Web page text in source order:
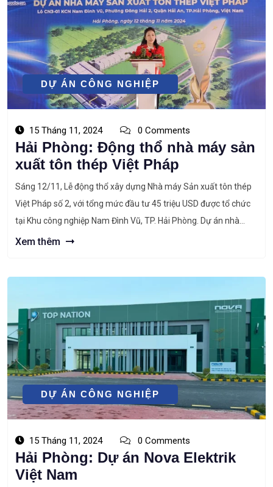
DỰ ÁN CÔNG NGHIỆP
15 Tháng 11, 2024 0 Comments
Hải Phòng: Động thổ nhà máy sản
xuất tôn thép Việt Pháp
Sáng 12/11, Lễ động thổ xây dựng Nhà máy Sản xuất tôn thép
Việt Pháp số 2, với tổng mức đầu tư 45 triệu USD được tổ chức
tại Khu công nghiệp Nam Đình Vũ, TP. Hải Phòng. Dự án nhà
máy sản xuất tôn thép Việt Pháp Dự án do nhà đầu tư Công […]
Xem thêm
DỰ ÁN CÔNG NGHIỆP
15 Tháng 11, 2024 0 Comments
Hải Phòng: Dự án Nova Elektrik
Việt Nam